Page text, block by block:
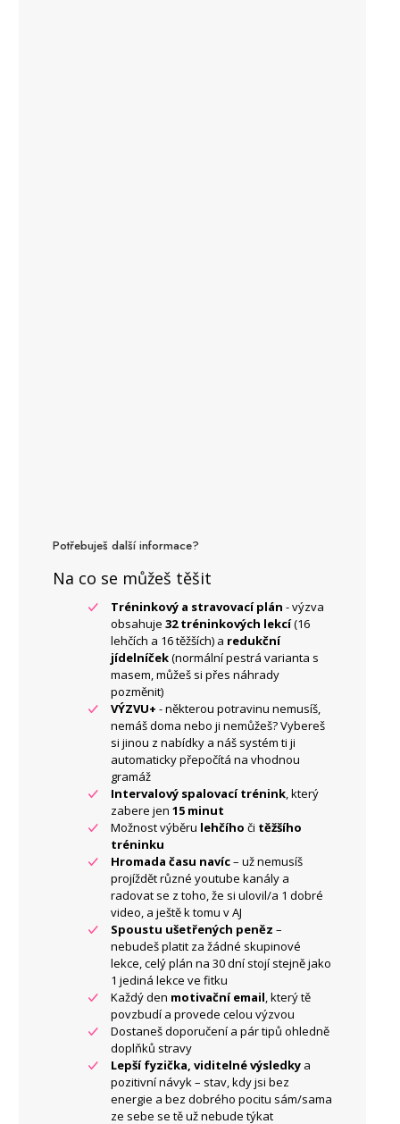
Potřebuješ další informace?
Na co se můžeš těšit
Tréninkový a stravovací plán - výzva
obsahuje 32 tréninkových lekcí(16
lehčích a 16 těžších) a redukční
jídelníček(normální pestrá varianta s
masem, můžeš si přes náhrady
pozměnit)
VÝZVU+ - některou potravinu nemusíš,
nemáš doma nebo ji nemůžeš? Vybereš
si jinou z nabídky a náš systém ti ji
automaticky přepočítá na vhodnou
gramáž
Intervalový spalovací trénink, který
zabere jen 15 minut
Možnost výběru lehčího či těžšího
tréninku
Hromada času navíc– už nemusíš
projíždět různé youtube kanály a
radovat se z toho, že si ulovil/a 1 dobré
video, a ještě k tomu v AJ
Spoustu ušetřených peněz –
nebudeš platit za žádné skupinové
lekce, celý plán na 30 dní stojí stejně jako
1 jediná lekce ve fitku
Každý den motivační email, který tě
povzbudí a provede celou výzvou
Dostaneš doporučení a pár tipů ohledně
doplňků stravy
Lepší fyzička, viditelné výsledky a
pozitivní návyk – stav, kdy jsi bez
energie a bez dobrého pocitu sám/sama
ze sebe se tě už nebude týkat